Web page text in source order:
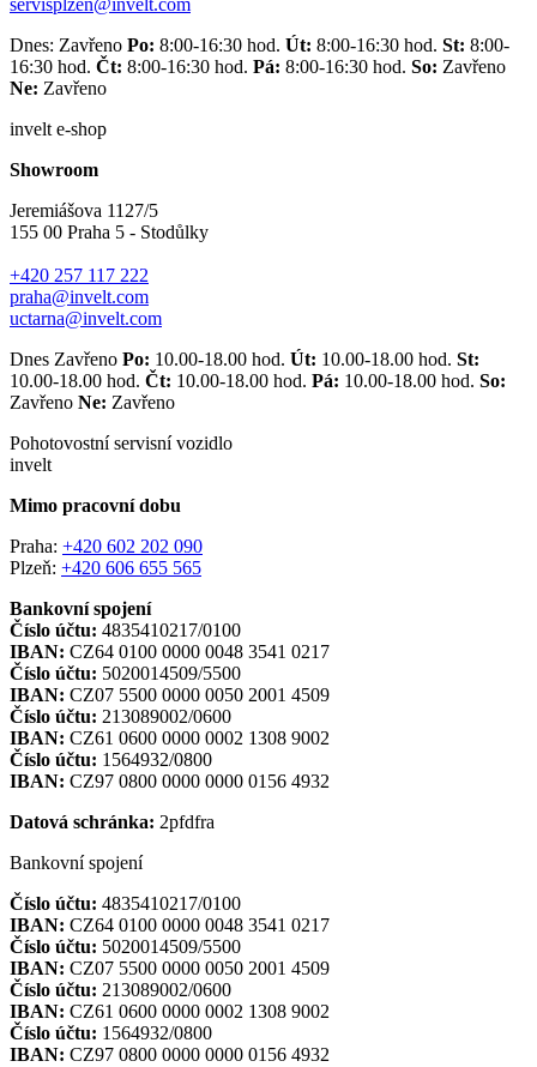
servisplzen@invelt.com
Dnes: Zavřeno Po: 8:00-16:30 hod. Út: 8:00-16:30 hod. St: 8:00-
16:30 hod. Čt: 8:00-16:30 hod. Pá: 8:00-16:30 hod. So: Zavřeno
Ne: Zavřeno
invelt e-shop
Showroom
Jeremiášova 1127/5
155 00 Praha 5 - Stodůlky
+420 257 117 222
praha@invelt.com
uctarna@invelt.com
Dnes Zavřeno Po: 10.00-18.00 hod. Út: 10.00-18.00 hod. St:
10.00-18.00 hod. Čt: 10.00-18.00 hod. Pá: 10.00-18.00 hod. So:
Zavřeno Ne: Zavřeno
Pohotovostní servisní vozidlo
invelt
Mimo pracovní dobu
Praha: +420 602 202 090
Plzeň: +420 606 655 565
Bankovní spojení
Číslo účtu: 4835410217/0100
IBAN: CZ64 0100 0000 0048 3541 0217
Číslo účtu: 5020014509/5500
IBAN: CZ07 5500 0000 0050 2001 4509
Číslo účtu: 213089002/0600
IBAN: CZ61 0600 0000 0002 1308 9002
Číslo účtu: 1564932/0800
IBAN: CZ97 0800 0000 0000 0156 4932
Datová schránka: 2pfdfra
Bankovní spojení
Číslo účtu: 4835410217/0100
IBAN: CZ64 0100 0000 0048 3541 0217
Číslo účtu: 5020014509/5500
IBAN: CZ07 5500 0000 0050 2001 4509
Číslo účtu: 213089002/0600
IBAN: CZ61 0600 0000 0002 1308 9002
Číslo účtu: 1564932/0800
IBAN: CZ97 0800 0000 0000 0156 4932